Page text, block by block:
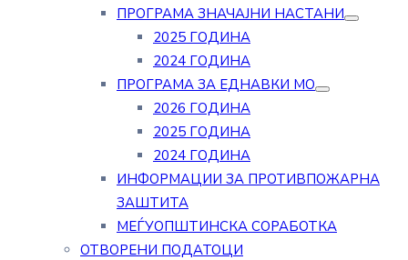
ПРОГРАМА ЗНАЧАЈНИ НАСТАНИ
2025 ГОДИНА
2024 ГОДИНА
ПРОГРАМА ЗА ЕДНАВКИ МО
2026 ГОДИНА
2025 ГОДИНА
2024 ГОДИНА
ИНФОРМАЦИИ ЗА ПРОТИВПОЖАРНА
ЗАШТИТА
МЕЃУОПШТИНСКА СОРАБОТКА
ОТВОРЕНИ ПОДАТОЦИ